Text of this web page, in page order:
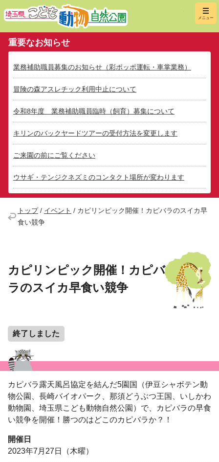
埼玉県
メニュー
重要なお知らせ
業務補助職員募集のお知らせ（彩ポッポ運転・車掌業務）
冒険の森アスレチック利用中止について
令和8年度 業務補助職員臨時（飼育）募集について
キリンのバックヤードツアーの受付方法を変更します
ご来園の前にご覧ください
ウサギ・テンジクネズミのコンタクト場所が変わります
トップ/ イベント / カピリンピック開催！カピバラのスイカ早
食い競争
カピリンピック開催！カピバ
ラのスイカ早食い競争
終了しました
カピバラ露天風呂協定を結んだ5園国（伊豆シャボテン動
物公園、長崎バイオパーク、那須どうぶつ王国、いしかわ
動物園、埼玉県こども動物自然公園）で、カピバラの早食
い競争を開催！勝つのはどこのカピバラか？！
開催日
2023年7月27日（木曜）